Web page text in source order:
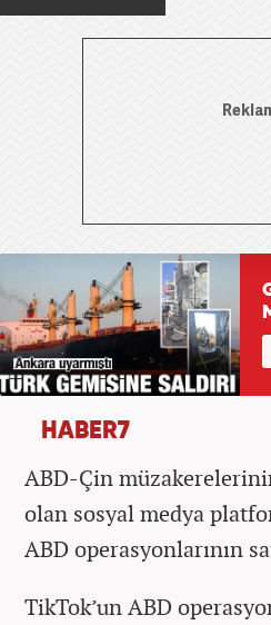
HABER7
ABD-Çin
olan sosyal medya
ABD operasyonlarının
TikTok’un ABD